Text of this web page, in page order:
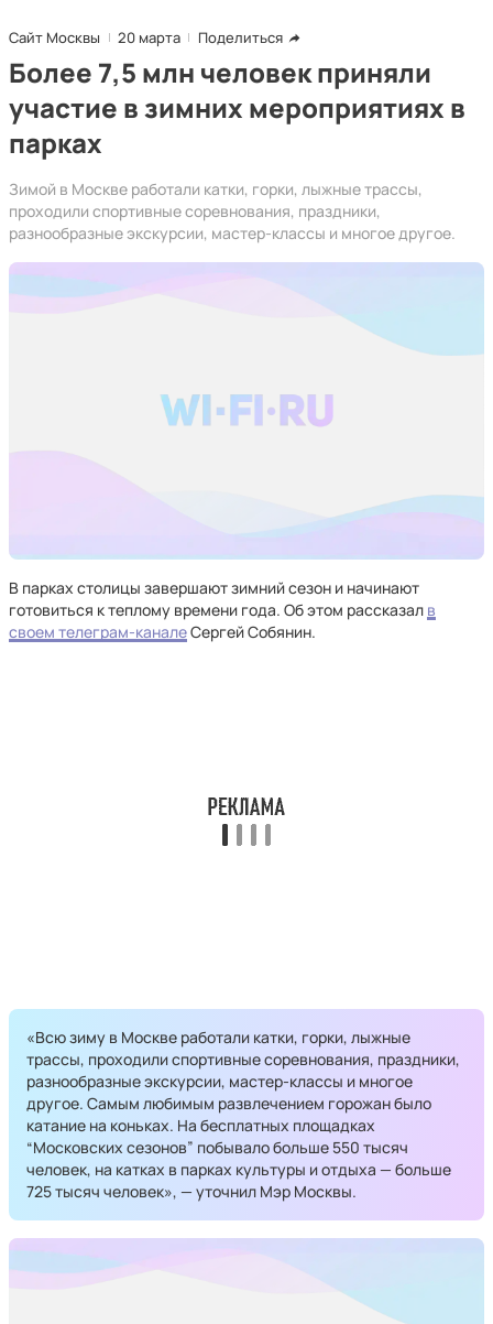
Сайт Москвы 20 марта Поделиться
Более 7,5 млн человек приняли
участие в зимних мероприятиях в
парках
Зимой в Москве работали катки, горки, лыжные трассы,
проходили спортивные соревнования, праздники,
разнообразные экскурсии, мастер-классы и многое другое.
В парках столицы завершают зимний сезон и начинают
готовиться к теплому времени года. Об этом рассказал в
своем телеграм-каналеСергей Собянин.
«Всю зиму в Москве работали катки, горки, лыжные
трассы, проходили спортивные соревнования, праздники,
разнообразные экскурсии, мастер-классы и многое
другое. Самым любимым развлечением горожан было
катание на коньках. На бесплатных площадках
“Московских сезонов” побывало больше 550 тысяч
человек, на катках в парках культуры и отдыха — больше
725 тысяч человек», — уточнил Мэр Москвы.